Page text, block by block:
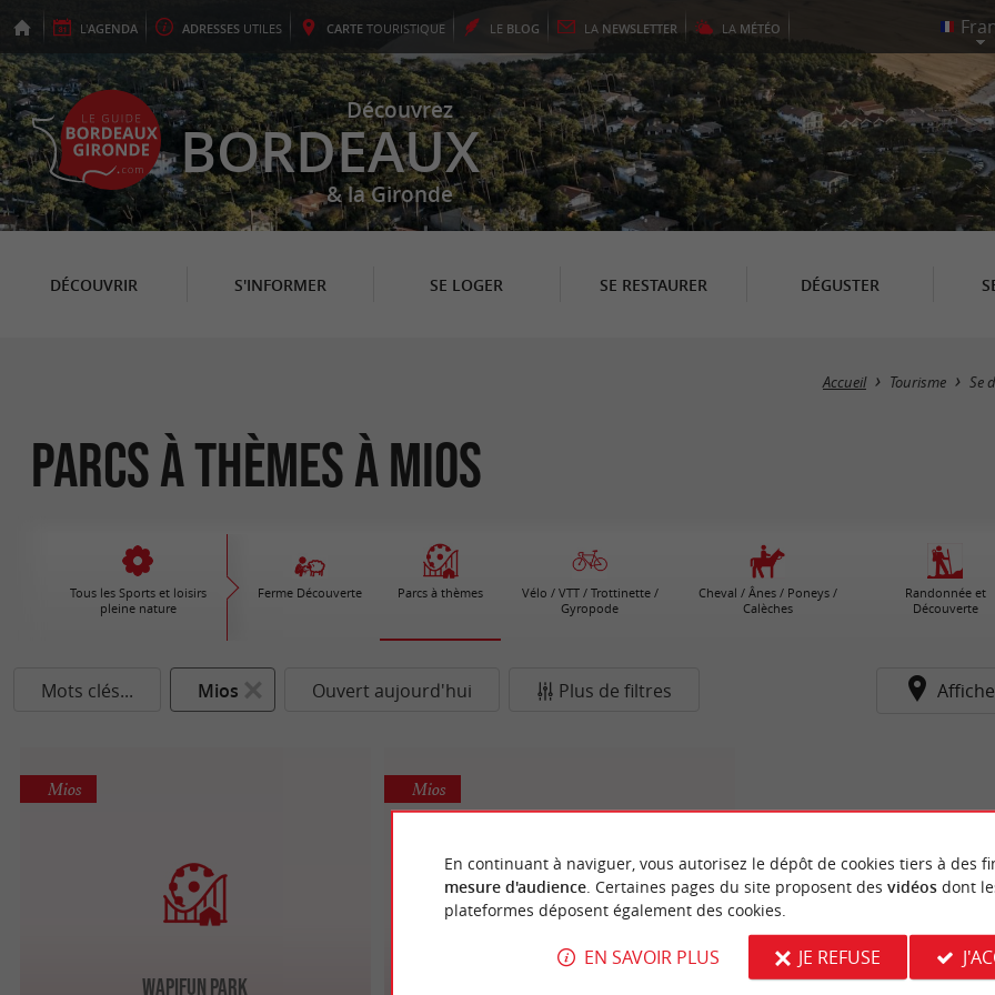
L'AGENDA ADRESSES UTILES CARTE TOURISTIQUE LE BLOG LA NEWSLETTER LA MÉTÉO
Découvrez
BORDEAUX
& la Gironde
DÉCOUVRIR S'INFORMER SE LOGER SE RESTAURER DÉGUSTER
Accueil Tourisme Se
Parcs à thèmes à Mios
Tous les Sports et loisirs
pleine nature
Ferme Découverte Parcs à thèmes
Vélo / VTT / Trottinette /
Gyropode
Cheval / Ânes / Poneys /
Calèches
Randonnée et
Découverte
Mots clés... Mios Ouvert aujourd'hui Plus de filtres
Wapifun Park
Mios
Au Paradis du Papillon
Mios
En continuant à naviguer, vous autorisez le dépôt de cookies tiers à des
mesure d'audience. Certaines pages du site proposent des vidéosdont
plateformes déposent également des cookies.
EN SAVOIR PLUS JE REFUSE